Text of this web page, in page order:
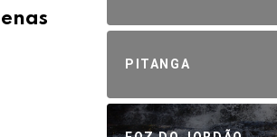
PITANGA